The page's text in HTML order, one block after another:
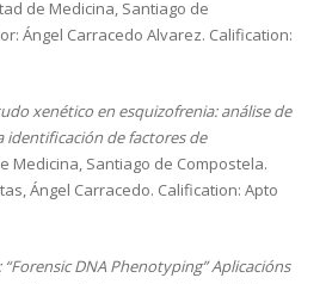
de Medicina, Santiago de
Ángel Carracedo Alvarez. Calification:
xenético en esquizofrenia: análise de
identificación de factores de
Medicina, Santiago de Compostela.
Ángel Carracedo. Calification: Apto
“Forensic DNA Phenotyping” Aplicacións